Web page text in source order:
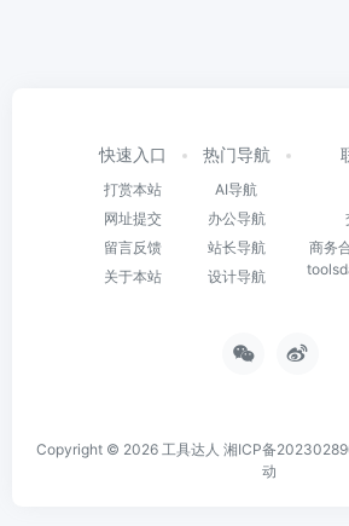
快速入口
打赏本站
网址提交
留言反馈
关于本站
热门导航
AI导航
办公导航
站长导航
设计导航
商务
Copyright © 2026 工具达人 湘ICP备
动